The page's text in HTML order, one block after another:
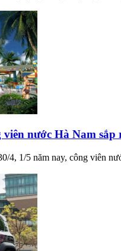
nước Hà Nam sắp
4, 1/5 năm nay, công viên